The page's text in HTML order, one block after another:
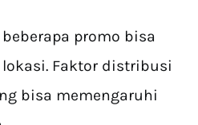
promo bisa
Faktor distribusi
bisa memengaruhi